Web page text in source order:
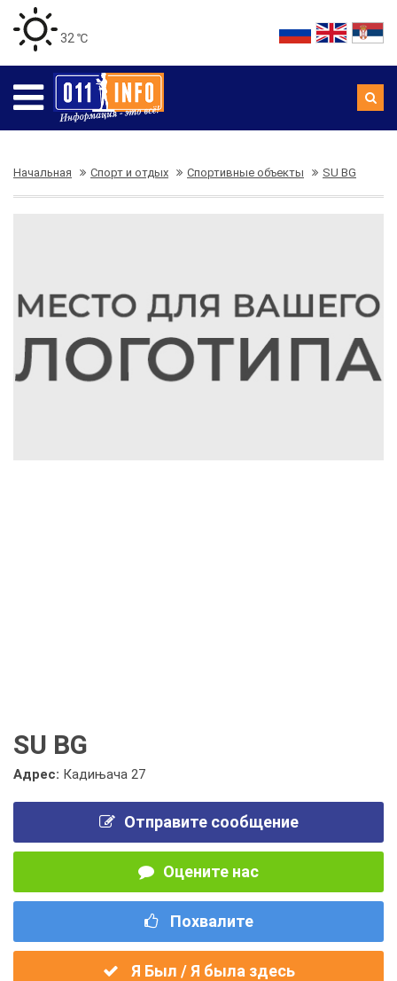
32 ℃
Начальная Спорт и отдых Спортивные объекты SU BG
SU BG
Адрес: Кадињача 27
Отправите сообщение
Оцените нас
Похвалите
Я Был / Я была здесь